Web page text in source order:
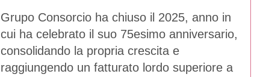
Grupo Consorcio ha chiuso il 2025, anno in
cui ha celebrato il suo 75esimo anniversario,
consolidando la propria crescita e
raggiungendo un fatturato lordo superiore a